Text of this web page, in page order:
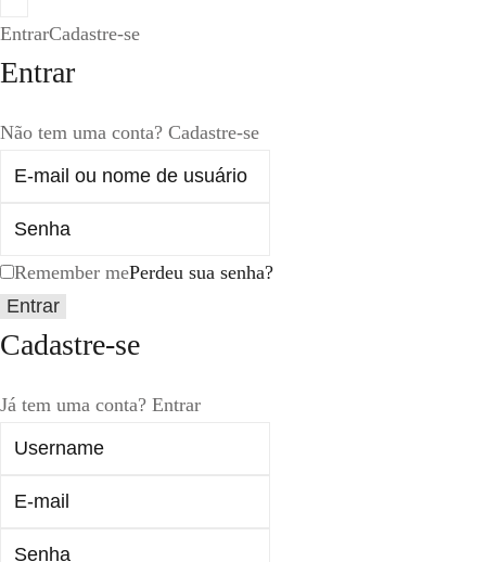
EntrarCadastre-se
Entrar
Não tem uma conta? Cadastre-se
Remember mePerdeu sua senha?
Cadastre-se
Já tem uma conta? Entrar